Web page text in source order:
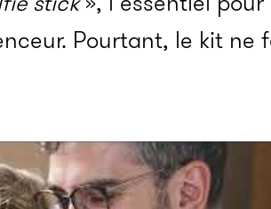
Pourtant, le kit ne